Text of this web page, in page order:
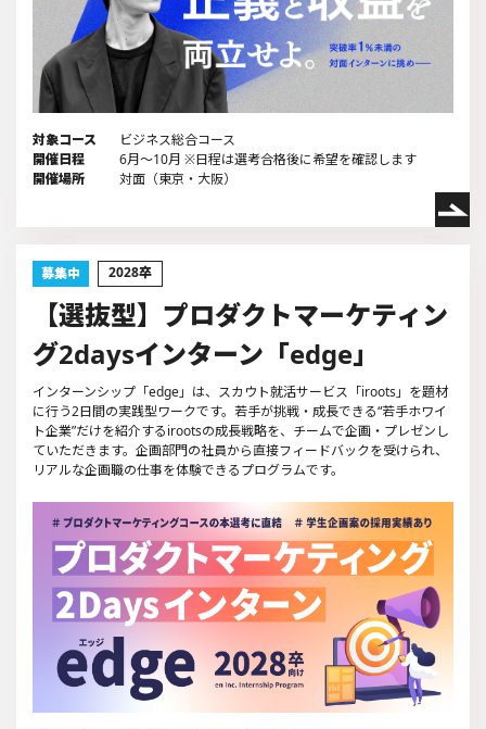
対象コース
ビジネス総合コース
開催日程
6月～10月 ※日程は選考合格後に希望を確認します
開催場所
対面（東京・大阪）
募集中 2028卒
【選抜型】プロダクトマーケティン
グ2daysインターン「edge」
インターンシップ「edge」は、スカウト就活サービス「iroots」を題材
に行う2日間の実践型ワークです。若手が挑戦・成長できる“若手ホワイ
ト企業”だけを紹介するirootsの成長戦略を、チームで企画・プレゼンし
ていただきます。企画部門の社員から直接フィードバックを受けられ、
リアルな企画職の仕事を体験できるプログラムです。